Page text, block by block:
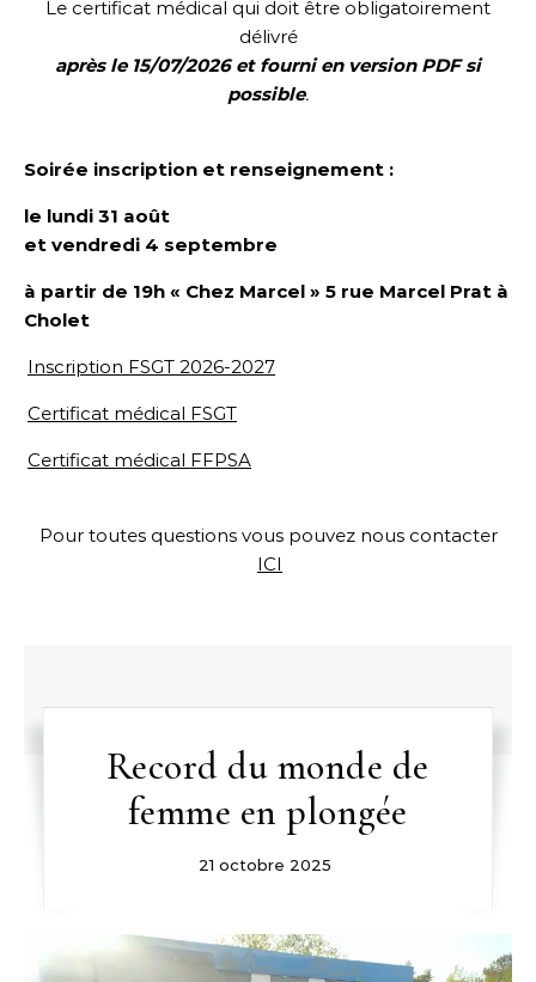
Le certificat médical qui doit être obligatoirement
délivré
après le 15/07/2026 et fourni en version PDF si
possible.
Soirée inscription et renseignement :
le lundi 31 août
et vendredi 4 septembre
à partir de 19h « Chez Marcel » 5 rue Marcel Prat à
Cholet
Inscription FSGT 2026-2027
Certificat médical FSGT
Certificat médical FFPSA
Pour toutes questions vous pouvez nous contacter
ICI
Record du monde de
femme en plongée
21 octobre 2025